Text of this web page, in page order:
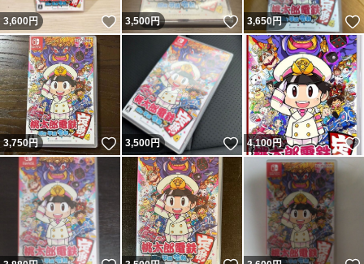
3,600円 いいね！
3,500円 いいね！
3,650円
3,750円 いいね！
3,500円 いいね！
4,100円